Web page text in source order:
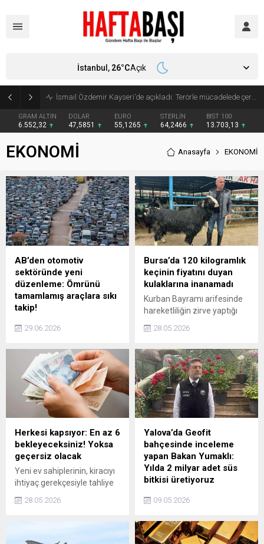
Süleyman Soylu ‘çok korktum’ deyip ilk kez açıkladı: En büyük tehdit dışarısıdır!
GRAM ALTIN
6.552,32
DOLAR
47,5851
EURO
55,1265
STERLİN
64,2466
BIST 100
13.703,13
İstanbul, 26°CAçık
EKONOMİ Anasayfa EKONOMİ
AB’den otomotiv
sektöründe yeni
düzenleme: Ömrünü
tamamlamış araçlara sıkı
takip!
araçların geri dönüşümünü
etti. Yönetmeliğin yürürlüğe
girmesinden 10 yıl sonra
yeni araçlarda kullanılan geri
dönüştürülmüş plastik
oranının yüzde 25'e
çıkarılması hedefleniyor.
29.06.2026
Bursa’da 120 kilogramlık
keçinin fiyatını duyan
kulaklarına inanamadı
Kurban Bayramı arifesinde
hareketliliğin zirve yaptığı
Kurban Pazarı'nda, 120
açılış fiyatıyla satışa çıkardı.
28.05.2026
Herkesi kapsıyor: En az 6
bekleyeceksiniz! Yoksa
geçersiz olacak
Yeni ev sahiplerinin, kiracıyı
ihtiyaç gerekçesiyle tahliye
devrinden sonra en az 6 ay
tahliye davaları ise
28.05.2026
Yalova’da Geofit
bahçesinde inceleme
yapan Bakan Yumaklı:
Yılda 2 milyar adet süs
bitkisi üretiyoruz
İbrahim Yumaklı, Yalova'da
incelemelerde bulundu.
Bakan Yumaklı, “Son
09.05.2026